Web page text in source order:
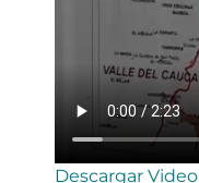
Descargar Video